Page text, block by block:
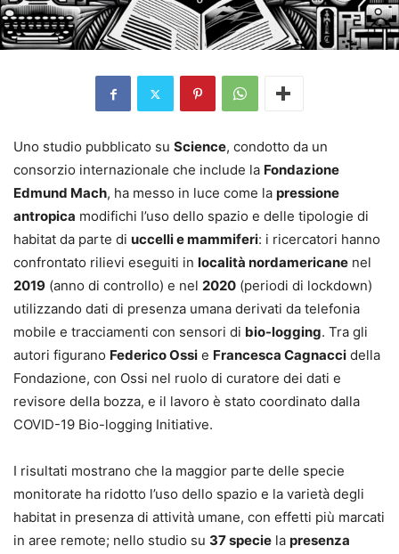
Uno studio pubblicato su Science, condotto da un
consorzio internazionale che include la Fondazione
Edmund Mach, ha messo in luce come la pressione
antropica modifichi l’uso dello spazio e delle tipologie di
habitat da parte di uccelli e mammiferi: i ricercatori hanno
confrontato rilievi eseguiti in località nordamericane nel
2019 (anno di controllo) e nel 2020 (periodi di lockdown)
utilizzando dati di presenza umana derivati da telefonia
mobile e tracciamenti con sensori di bio-logging. Tra gli
autori figurano Federico Ossi e Francesca Cagnacci della
Fondazione, con Ossi nel ruolo di curatore dei dati e
revisore della bozza, e il lavoro è stato coordinato dalla
COVID-19 Bio-logging Initiative.
I risultati mostrano che la maggior parte delle specie
monitorate ha ridotto l’uso dello spazio e la varietà degli
habitat in presenza di attività umane, con effetti più marcati
in aree remote; nello studio su 37 specie la presenza